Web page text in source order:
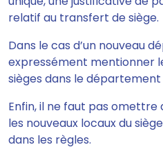
relatif au transfert de siège.
Dans le cas d’un nouveau
expressément mentionner
sièges dans le département
Enfin, il ne faut pas
les nouveaux locaux du
dans les règles.